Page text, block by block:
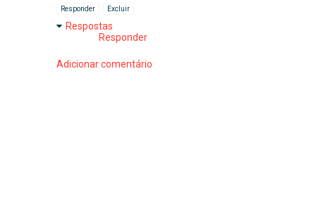
Responder Excluir
Respostas
Responder
Adicionar comentário